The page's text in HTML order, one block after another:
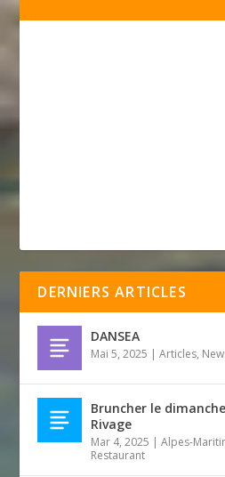
DERNIERS ARTICLES
DANSEA
Mai 5, 2025 |Articles,
Bruncher le
Rivage
Mar 4, 2025 |Alpes-
Restaurant